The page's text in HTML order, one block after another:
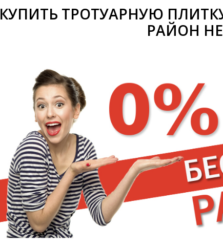
КУПИТЬ ТРОТУАРНУЮ
РАЙОН